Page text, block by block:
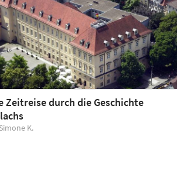
Zeitreise durch die Geschichte
K.